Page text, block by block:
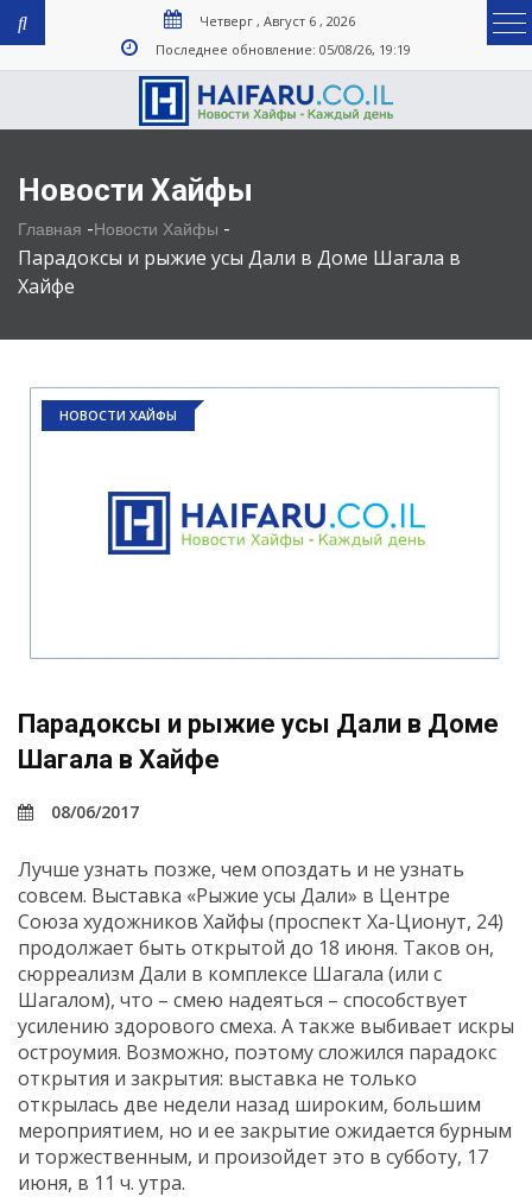
Четверг , Август 6 , 2026
Последнее обновление: 05/08/26, 19:19
Новости Хайфы
Главная -Новости Хайфы -
Парадоксы и рыжие усы Дали в Доме Шагала в
Хайфе
НОВОСТИ ХАЙФЫ
Парадоксы и рыжие усы Дали в Доме
Шагала в Хайфе
08/06/2017
Лучше узнать позже, чем опоздать и не узнать
совсем. Выставка «Рыжие усы Дали» в Центре
Союза художников Хайфы (проспект Ха-Ционут, 24)
продолжает быть открытой до 18 июня. Таков он,
сюрреализм Дали в комплексе Шагала (или с
Шагалом), что – смею надеяться – способствует
усилению здорового смеха. А также выбивает искры
остроумия. Возможно, поэтому сложился парадокс
открытия и закрытия: выставка не только
открылась две недели назад широким, большим
мероприятием, но и ее закрытие ожидается бурным
и торжественным, и произойдет это в субботу, 17
июня, в 11 ч. утра.